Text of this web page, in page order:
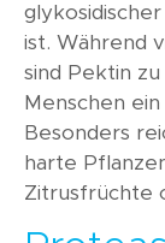
ist. Während
sind Pektin
Menschen
Besonders
harte
Zitrusfrüchte